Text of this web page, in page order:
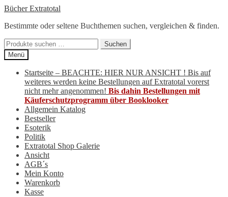
Zur
springen
Zum
springen
Bücher Extratotal
Bestimmte oder seltene Buchthemen suchen, vergleichen & finden.
Suchen
nach:
Suchen
Menü
Startseite – BEACHTE: HIER NUR ANSICHT ! Bis auf
weiteres werden keine Bestellungen auf Extratotal vorerst
nicht mehr angenommen! Bis dahin Bestellungen mit
Käuferschutzprogramm über Booklooker
Allgemein Katalog
Bestseller
Esoterik
Politik
Extratotal Shop Galerie
Ansicht
AGB´s
Mein Konto
Warenkorb
Kasse